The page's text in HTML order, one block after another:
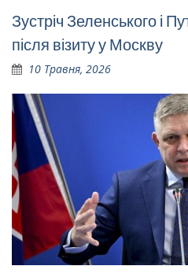
Зустріч Зеленського і
після візиту у Москву
10 Травня, 2026